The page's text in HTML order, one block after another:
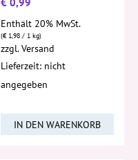
Enthält 20% MwSt.
(€1,98 / 1 kg)
zzgl.Versand
Lieferzeit: nicht
angegeben
IN DEN WARENKORB